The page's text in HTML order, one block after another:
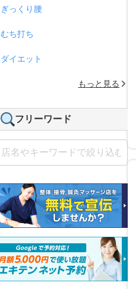
ぎっくり腰
むち打ち
ダイエット
もっと見る
フリーワード